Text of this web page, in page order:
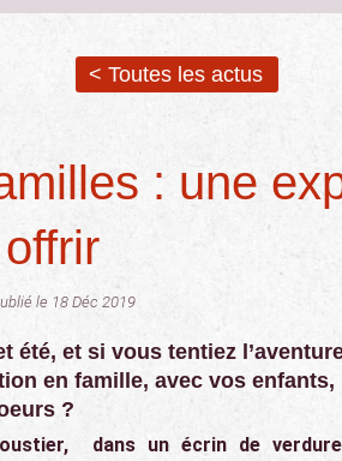
< Toutes les actus
: une
le 18 Déc 2019
été, et si vous tentiez
en famille, avec vos enfants,
?
dans un écrin de